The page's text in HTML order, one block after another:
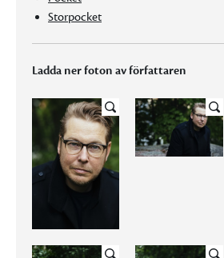
Storpocket
Ladda ner foton av författaren